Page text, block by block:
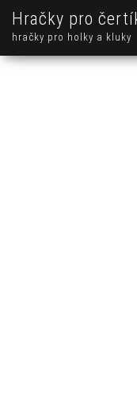
Hračky pro
hračky pro holky a kluky